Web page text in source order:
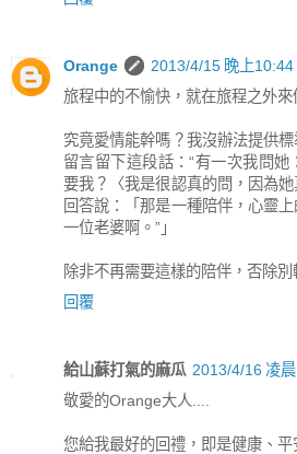
Orange
2013/4/15 晚上10:44
旅程中的不愉快，就在旅程之外來
究竟愛情能幹嗎？我沒辦法提供
留言留下這段話：“有一次我問
要我？〈我是很認真的問，因為
回答說：「那是一種陪伴，心靈
一位老婆啊。”」
除非不再需要這樣的陪伴，否除別
回覆
給山蘇打氣的麻瓜 2013/4/16 凌
敬愛的Orange大人....
您給我最好的回禮，即是健康、平